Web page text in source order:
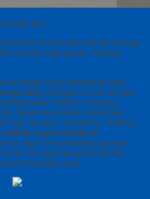
terdiri dari:
Kuncir atau tassel, Kalung
wisuda, Map ijazah, Tabung
tinggi yang mengambil opsi
sehingga cocok dengan
digunakan institusi. Dengan
dapat disesuaikan mulai dari
logo kampus. Berkat itu, Bekerja
pabrik toga wisuda di
akan Menyediakan layanan
Tercapai dengan baik dan
Berbasis ilmu